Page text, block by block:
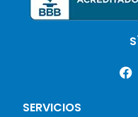
SERVICIOS